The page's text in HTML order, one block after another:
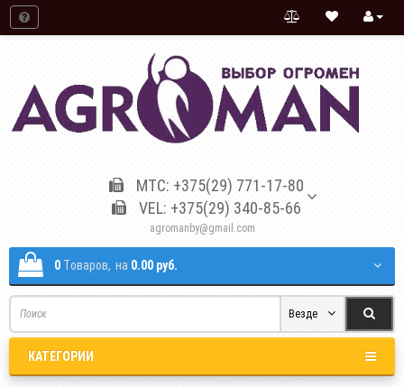
МТС: +375(29) 771-17-80
VEL: +375(29) 340-85-66
agromanby@gmail.com
0 Tоваров, на 0.00 руб.
Везде
КАТЕГОРИИ